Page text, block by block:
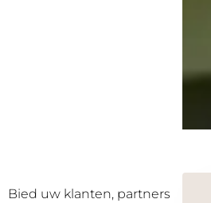
Bied uw klanten, partners